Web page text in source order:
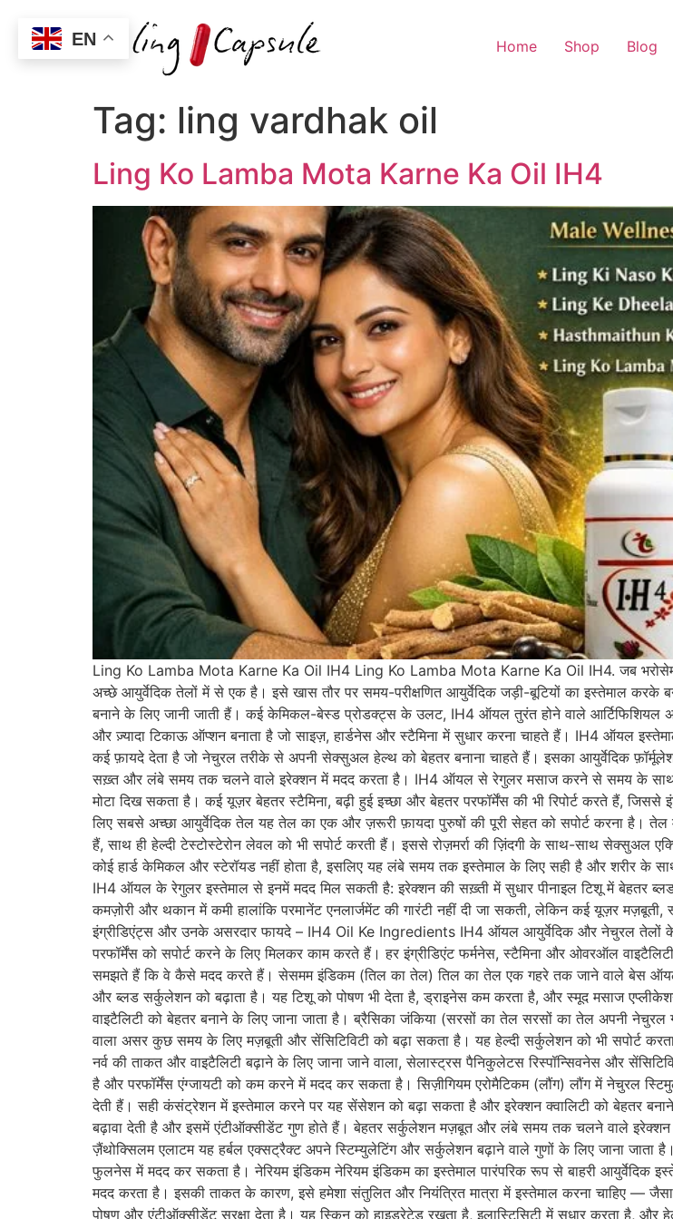
Home Shop Blog
Tag: ling vardhak oil
Ling Ko Lamba Mota Karne Ka Oil IH4
Ling Ko Lamba Mota Karne Ka Oil IH4 Ling Ko Lamba Mota Karne Ka Oil IH4. जब
अच्छे आयुर्वेदिक तेलों में से एक है। इसे खास तौर पर समय-परीक्षणित आयुर्वेदिक जड़ी-बूटियों का इस्तेमाल
बनाने के लिए जानी जाती हैं। कई केमिकल-बेस्ड प्रोडक्ट्स के उलट, IH4 ऑयल तुरंत होने वाले
और ज़्यादा टिकाऊ ऑप्शन बनाता है जो साइज़, हार्डनेस और स्टैमिना में सुधार करना चाहते हैं। IH4 ऑयल
कई फ़ायदे देता है जो नेचुरल तरीके से अपनी सेक्सुअल हेल्थ को बेहतर बनाना चाहते हैं। इसका आयुर्वेदिक
सख़्त और लंबे समय तक चलने वाले इरेक्शन में मदद करता है। IH4 ऑयल से रेगुलर मसाज करने से समय के साथ
मोटा दिख सकता है। कई यूज़र बेहतर स्टैमिना, बढ़ी हुई इच्छा और बेहतर परफॉर्मेंस की भी रिपोर्ट करते हैं,
लिए सबसे अच्छा आयुर्वेदिक तेल यह तेल का एक और ज़रूरी फ़ायदा पुरुषों की पूरी सेहत को सपोर्ट करना है।
हैं, साथ ही हेल्दी टेस्टोस्टेरोन लेवल को भी सपोर्ट करती हैं। इससे रोज़मर्रा की ज़िंदगी के साथ-साथ सेक्सुअल
कोई हार्ड केमिकल और स्टेरॉयड नहीं होता है, इसलिए यह लंबे समय तक इस्तेमाल के लिए सही है और शरीर के
IH4 ऑयल के रेगुलर इस्तेमाल से इनमें मदद मिल सकती है: इरेक्शन की सख़्ती में सुधार पीनाइल टिशू में बेहतर
कमज़ोरी और थकान में कमी हालांकि परमानेंट एनलार्जमेंट की गारंटी नहीं दी जा सकती, लेकिन कई यूज़र
इंग्रीडिएंट्स और उनके असरदार फायदे – IH4 Oil Ke Ingredients IH4 ऑयल आयुर्वेदिक और नेचुरल तेलों के
परफॉर्मेंस को सपोर्ट करने के लिए मिलकर काम करते हैं। हर इंग्रीडिएंट फर्मनेस, स्टैमिना और ओवरऑल
समझते हैं कि वे कैसे मदद करते हैं। सेसमम इंडिकम (तिल का तेल) तिल का तेल एक गहरे तक जाने वाले बेस ऑयल
और ब्लड सर्कुलेशन को बढ़ाता है। यह टिशू को पोषण भी देता है, ड्राइनेस कम करता है, और स्मूद मसाज
वाइटैलिटी को बेहतर बनाने के लिए जाना जाता है। ब्रैसिका जंकिया (सरसों का तेल सरसों का तेल अपनी नेचुरल
वाला असर कुछ समय के लिए मज़बूती और सेंसिटिविटी को बढ़ा सकता है। यह हेल्दी सर्कुलेशन को भी सपोर्ट
नर्व की ताकत और वाइटैलिटी बढ़ाने के लिए जाना जाने वाला, सेलास्ट्रस पैनिकुलेटस रिस्पॉन्सिवनेस और
है और परफॉर्मेंस एंग्जायटी को कम करने में मदद कर सकता है। सिज़ीगियम एरोमैटिकम (लौंग) लौंग में नेचुरल
देती हैं। सही कंसंट्रेशन में इस्तेमाल करने पर यह सेंसेशन को बढ़ा सकता है और इरेक्शन क्वालिटी को बेहतर
बढ़ावा देती है और इसमें एंटीऑक्सीडेंट गुण होते हैं। बेहतर सर्कुलेशन मज़बूत और लंबे समय तक चलने वाले
ज़ैंथोक्सिलम एलाटम यह हर्बल एक्सट्रैक्ट अपने स्टिम्युलेटिंग और सर्कुलेशन बढ़ाने वाले गुणों के लिए जाना
फुलनेस में मदद कर सकता है। नेरियम इंडिकम नेरियम इंडिकम का इस्तेमाल पारंपरिक रूप से बाहरी आयुर्वेदिक
मदद करता है। इसकी ताकत के कारण, इसे हमेशा संतुलित और नियंत्रित मात्रा में इस्तेमाल करना चाहिए —
पोषण और एंटीऑक्सीडेंट सुरक्षा देता है। यह स्किन को हाइड्रेटेड रखता है, इलास्टिसिटी में सुधार करता है,
EN